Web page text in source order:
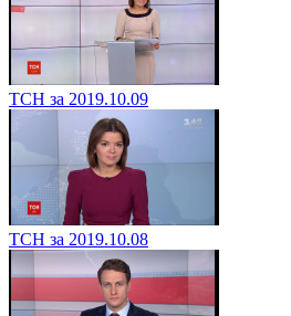
ТСН за 2019.10.09
ТСН за 2019.10.08